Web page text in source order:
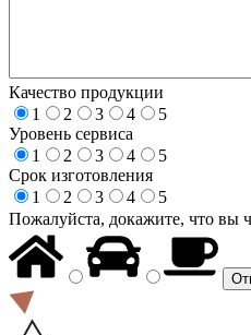
Качество продукции
1
2 3 4
5
Уровень сервиса
1
2 3 4
5
Срок изготовления
1
2 3 4
5
Пожалуйста, докажите, что вы